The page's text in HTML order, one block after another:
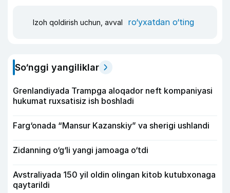
Izoh qoldirish uchun, avval ro‘yxatdan o‘ting
So‘nggi yangiliklar
Grenlandiyada Trampga aloqador neft kompaniyasi
hukumat ruxsatisiz ish boshladi
Farg‘onada “Mansur Kazanskiy” va sherigi ushlandi
Zidanning o‘g‘li yangi jamoaga o‘tdi
Avstraliyada 150 yil oldin olingan kitob kutubxonaga
qaytarildi